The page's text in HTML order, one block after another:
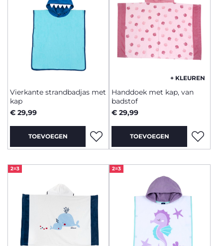
Vierkante strandbadjas met
kap
€ 29,99
TOEVOEGEN
+ KLEUREN
Handdoek met kap, van
badstof
€ 29,99
TOEVOEGEN
2=3 2=3